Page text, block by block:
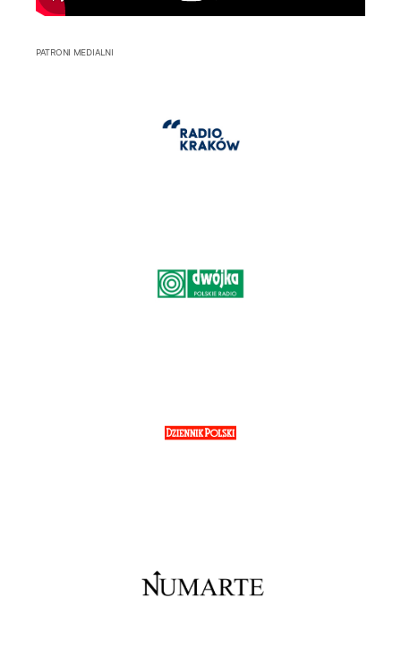
PATRONI MEDIALNI